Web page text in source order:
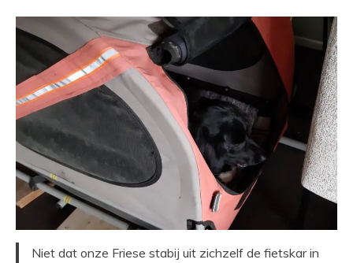
Niet dat onze Friese stabij uit zichzelf de fietskar in